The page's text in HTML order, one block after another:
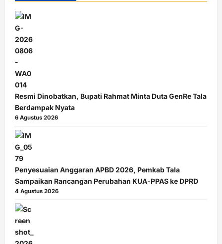
Resmi Dinobatkan, Bupati Rahmat Minta Duta GenRe Tala
Berdampak Nyata
6 Agustus 2026
Penyesuaian Anggaran APBD 2026, Pemkab Tala
Sampaikan Rancangan Perubahan KUA-PPAS ke DPRD
4 Agustus 2026